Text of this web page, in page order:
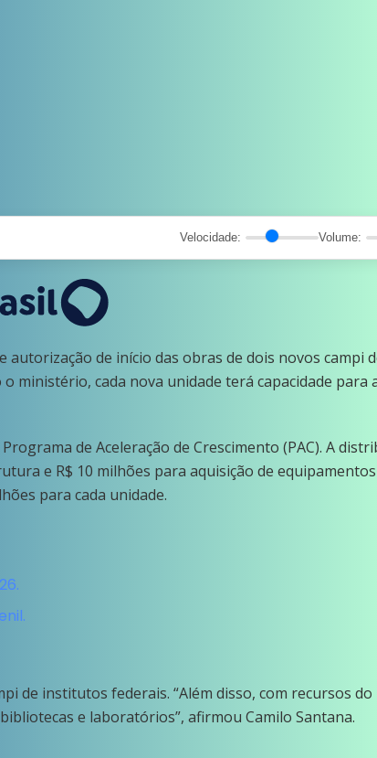
Velocidade: Volume:
autorização de início das obras de dois novos campi
ministério, cada nova unidade terá capacidade para
de Aceleração de Crescimento (PAC). A
e R$ 10 milhões para aquisição de
para cada unidade.
de institutos federais. “Além disso, com recursos do
e laboratórios”, afirmou Camilo Santana.